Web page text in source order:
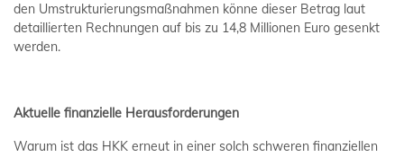
den Umstrukturierungsmaßnahmen könne dieser Betrag laut
detaillierten Rechnungen auf bis zu 14,8 Millionen Euro gesenkt
werden.
Aktuelle finanzielle Herausforderungen
Warum ist das HKK erneut in einer solch schweren finanziellen